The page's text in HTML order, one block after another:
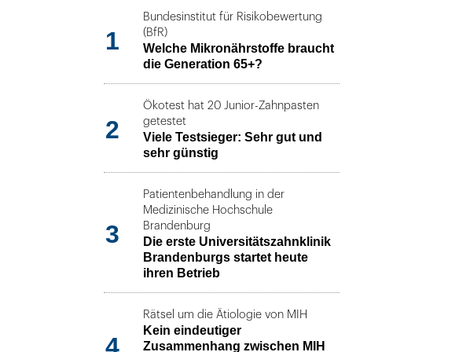
1
Bundesinstitut für Risikobewertung
(BfR)
Welche Mikronährstoffe braucht
die Generation 65+?
2
Ökotest hat 20 Junior-Zahnpasten
getestet
Viele Testsieger: Sehr gut und
sehr günstig
3
Patientenbehandlung in der
Medizinische Hochschule
Brandenburg
Die erste Universitätszahnklinik
Brandenburgs startet heute
ihren Betrieb
4
Rätsel um die Ätiologie von MIH
Kein eindeutiger
Zusammenhang zwischen MIH